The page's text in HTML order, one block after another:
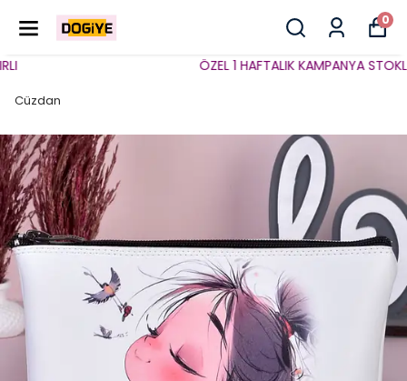
0
ÖZEL 1 HAFTALIK KAMPANYA
Cüzdan